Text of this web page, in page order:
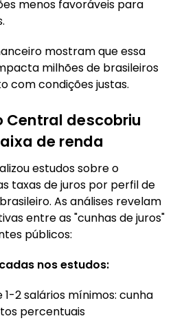
menos favoráveis para
mostram que essa
milhões de brasileiros
com condições justas.
Central descobriu
de renda
estudos sobre o
taxas de juros por perfil de
As análises revelam
entre as "cunhas de juros"
públicos:
nos estudos:
2 salários mínimos: cunha
percentuais